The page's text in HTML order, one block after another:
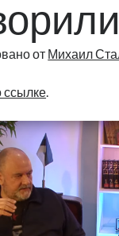
от Михаил
ссылке.